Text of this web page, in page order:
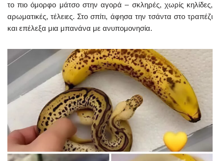
το πιο όμορφο μάτσο στην αγορά – σκληρές, χωρίς κηλίδες,
αρωματικές, τέλειες. Στο σπίτι, άφησα την τσάντα στο τραπέζι
και επέλεξα μια μπανάνα με ανυπομονησία.